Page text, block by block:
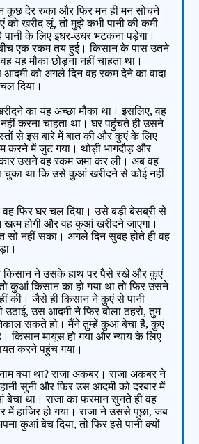
कुछ देर रुका और फिर मन ही मन सोचने
को खरीद लूं, तो मुझे कभी पानी की कमी
पानी के लिए इधर-उधर भटकना पड़ेगा।
बीच एक रकम तय हुई। किसान के पास उतने
यह मौका छोड़ना नहीं चाहता था।
को अगले दिन वह रकम देने का वादा
दिया।
का यह अच्छा मौका था। इसलिए, वह
करना चाहता था। घर पहुंचते ही उसने
से इस बारे में बात की और कुएं के लिए
करने में जुट गया। थोड़ी भागदौड़ और
उसने वह रकम जमा कर ली। अब वह
चुका था कि उसे कुआं खरीदने से कोई नहीं
फिर घर चल दिया। उसे बड़ी बेसब्री से
खत्म होगी और वह कुआं खरीदने जाएगा।
सो नहीं सका। अगले दिन सुबह होते ही वह
ने उसके हाथ पर पैसे रखे और कुएं
कुआं किसान का हो गया था तो फिर उसने
की। जैसे ही किसान ने कुएं से पानी
उठाई, उस आदमी ने फिर बोला ठहरो, तुम
सकते हो। मैंने तुम्हें कुआं बेचा है, कुएं
किसान मायूस हो गया और न्याय के लिए
करने पहुंच गया।
क्या था? राजा अकबर। राजा अकबर ने
सुनी और फिर उस आदमी को दरबार में
था। राजा का फरमान सुनते ही वह
में हाजिर हो गया। राजा ने उससे पूछा, जब
कुआं बेच दिया, तो फिर इसे पानी क्यों